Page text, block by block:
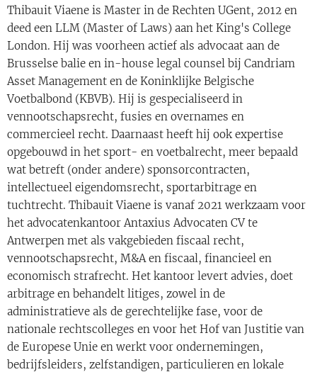
Thibauit Viaene is Master in de Rechten UGent, 2012 en
deed een LLM (Master of Laws) aan het King's College
London. Hij was voorheen actief als advocaat aan de
Brusselse balie en in-house legal counsel bij Candriam
Asset Management en de Koninklijke Belgische
Voetbalbond (KBVB). Hij is gespecialiseerd in
vennootschapsrecht, fusies en overnames en
commercieel recht. Daarnaast heeft hij ook expertise
opgebouwd in het sport- en voetbalrecht, meer bepaald
wat betreft (onder andere) sponsorcontracten,
intellectueel eigendomsrecht, sportarbitrage en
tuchtrecht. Thibauit Viaene is vanaf 2021 werkzaam voor
het advocatenkantoor Antaxius Advocaten CV te
Antwerpen met als vakgebieden fiscaal recht,
vennootschapsrecht, M&A en fiscaal, financieel en
economisch strafrecht. Het kantoor levert advies, doet
arbitrage en behandelt litiges, zowel in de
administratieve als de gerechtelijke fase, voor de
nationale rechtscolleges en voor het Hof van Justitie van
de Europese Unie en werkt voor ondernemingen,
bedrijfsleiders, zelfstandigen, particulieren en lokale